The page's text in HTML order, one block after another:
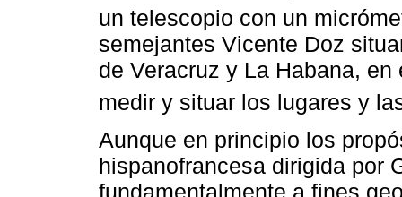
un telescopio con un
semejantes Vicente Doz
de Veracruz y La Habana,
medir y situar los lugares y
Aunque en principio los
hispanofrancesa dirigida por
fundamentalmente a fines